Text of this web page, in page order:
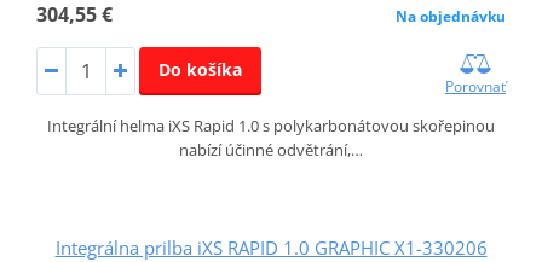
304,55 € Na objednávku
Do košíka
Porovnať
Integrální helma iXS Rapid 1.0 s polykarbonátovou skořepinou
nabízí účinné odvětrání,…
Integrálna prilba iXS RAPID 1.0 GRAPHIC X1-330206